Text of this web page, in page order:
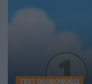
TEST OSOBOWOŚCI